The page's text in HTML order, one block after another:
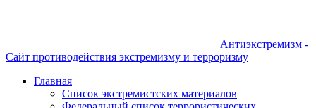
Антиэкстремизм -
Сайт противодействия экстремизму и терроризму
Главная
Список экстремистских материалов